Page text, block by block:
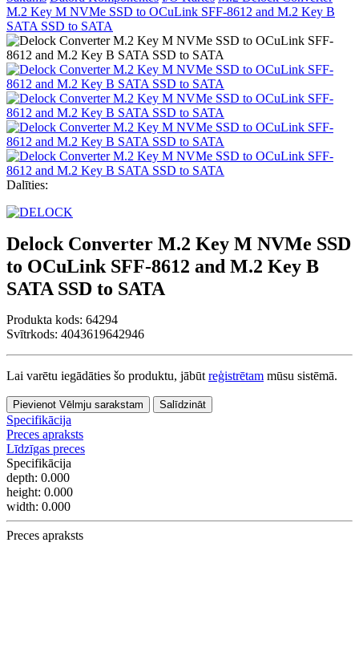
M.2 Key M NVMe SSD to OCuLink SFF-8612 and M.2 Key B
SATA SSD to SATA
Dalīties:
Delock Converter M.2 Key M NVMe SSD
to OCuLink SFF-8612 and M.2 Key B
SATA SSD to SATA
Produkta kods: 64294
Svītrkods: 4043619642946
Lai varētu iegādāties šo produktu, jābūt reģistrētam mūsu sistēmā.
Pievienot Vēlmju sarakstam Salīdzināt
Specifikācija
Preces apraksts
Līdzīgas preces
Specifikācija
depth: 0.000
height: 0.000
width: 0.000
Preces apraksts